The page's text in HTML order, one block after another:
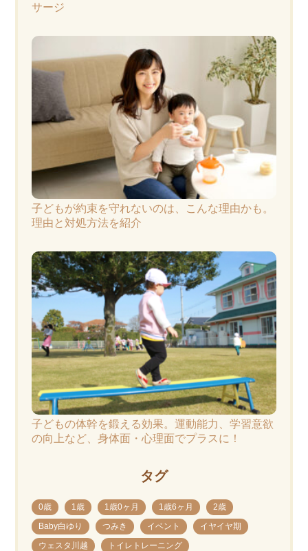
サージ
子どもが約束を守れないのは、こんな理由かも。
理由と対処方法を紹介
子どもの体幹を鍛える効果。運動能力、学習意欲
の向上など、身体面・心理面でプラスに！
タグ
0歳 1歳 1歳0ヶ月 1歳6ヶ月
2歳
Baby白ゆり
つみき イベント
イヤイヤ期
ウェスタ川越
トイレトレーニング